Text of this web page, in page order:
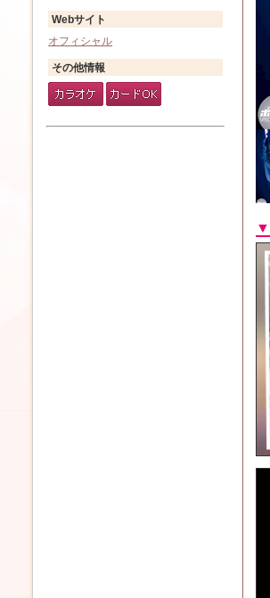
▼
Webサイト
オフィシャル
その他情報